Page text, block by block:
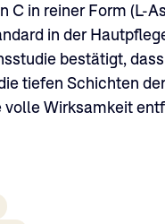
C in reiner Form (L-
in der
bestätigt,
tiefen Schichten
volle Wirksamkeit